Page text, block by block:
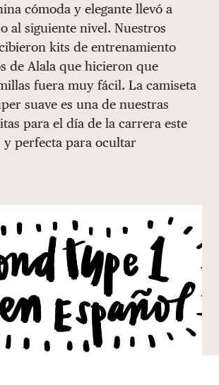
DONAR
cómoda y elegante llevó a
al siguiente nivel. Nuestros
kits de entrenamiento
de Alala que hicieron que
fuera muy fácil. La camiseta
suave es una de nuestras
para el día de la carrera este
y perfecta para ocultar